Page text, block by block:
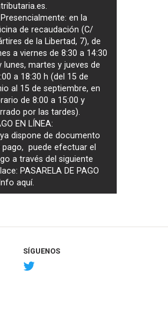
.
en la
de recaudación (C/
de la Libertad, 7), de
a viernes de 8:30 a 14:30
lunes, martes y jueves de
a 18:30 h (del 15 de
al 15 de septiembre, en
de 8:00 a 15:00 y
por las tardes).
EN LÍNEA:
dispone de documento
pago, puede efectuar el
a través del siguiente
PASARELA DE PAGO
aquí.
SÍGUENOS